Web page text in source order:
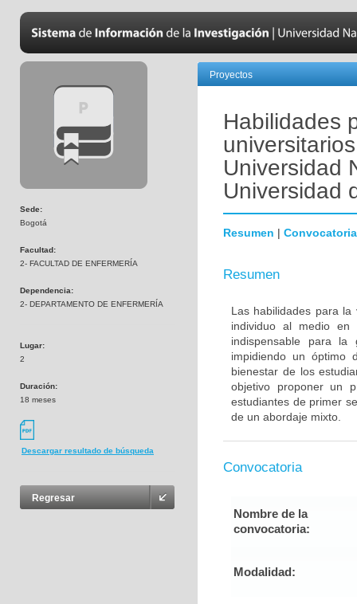
Sede:
Bogotá
Facultad:
2- FACULTAD DE ENFERMERÍA
Dependencia:
2- DEPARTAMENTO DE ENFERMERÍA
Lugar:
2
Duración:
18 meses
Descargar resultado de búsqueda
Regresar
Proyectos
Habilidades
Universidad
Universidad
Resumen | Convocatoria
Resumen
Las habilidades para
individuo al medio en
indispensable para la
impidiendo un óptimo
bienestar de los
objetivo proponer un
estudiantes de primer
de un abordaje mixto.
Convocatoria
Nombre de la
convocatoria:
Modalidad: